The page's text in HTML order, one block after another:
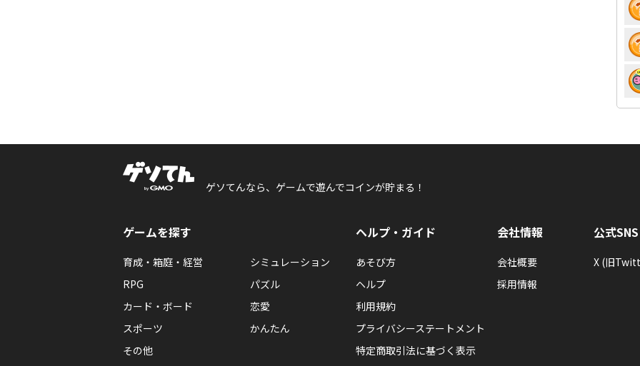
ゲソてんなら、ゲームで遊んでコインが貯まる！
ゲームを探す
育成・箱庭・経営
シミュレーション
RPG
パズル
カード・ボード
恋愛
スポーツ
かんたん
その他
ヘルプ・ガイド
あそび方
ヘルプ
利用規約
プライバシーステートメント
特定商取引法に基づく表示
会社情報
会社概要
採用情報
公式SNS
X (旧